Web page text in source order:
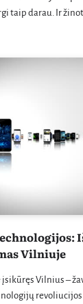
taip darau. Ir
Vilniuje
įsikūręs Vilnius –